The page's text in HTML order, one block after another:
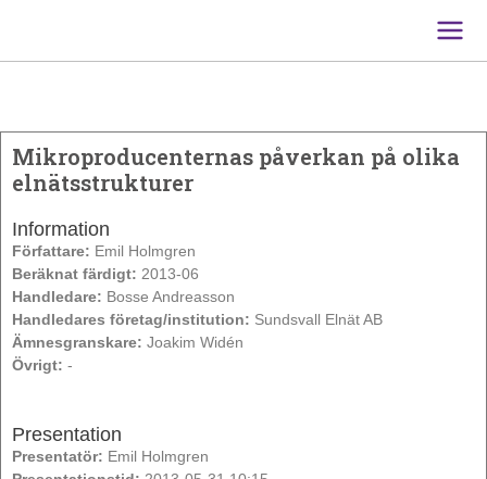
Main
Mikroproducenternas påverkan på olika
elnätsstrukturer
Information
Författare: Emil Holmgren
Beräknat färdigt: 2013-06
Handledare: Bosse Andreasson
Handledares företag/institution: Sundsvall Elnät AB
Ämnesgranskare: Joakim Widén
Övrigt: -
Presentation
Presentatör: Emil Holmgren